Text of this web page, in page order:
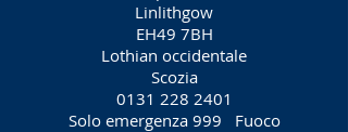
Linlithgow
EH49 7BH
Lothian occidentale
Scozia
0131 228 2401
Solo emergenza 999
Fuoco